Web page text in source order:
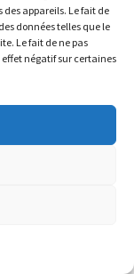
appareils. Le fait de
données telles que le
Le fait de ne pas
négatif sur certaines